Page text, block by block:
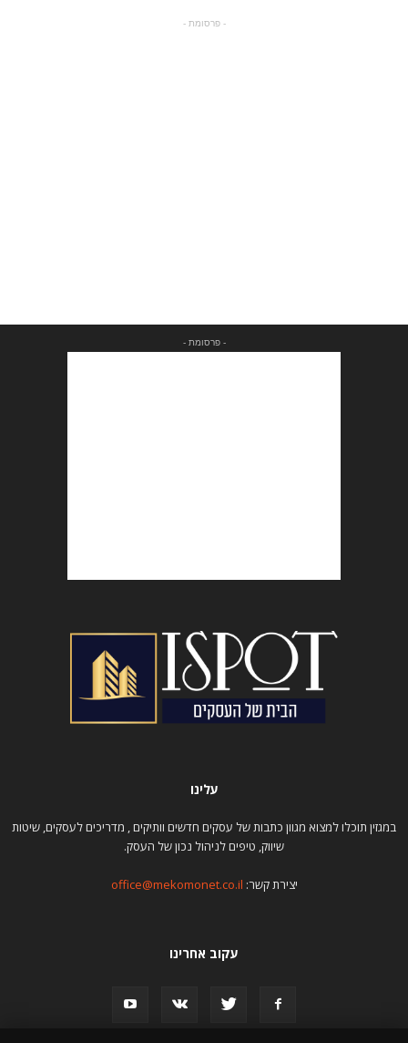
- פרסומת -
- פרסומת -
עלינו
במגזין תוכלו למצוא מגוון כתבות של עסקים חדשים וותיקים , מדריכים לעסקים, שיטות
שיווק, טיפים לניהול נכון של העסק.
יצירת קשר: office@mekomonet.co.il
עקוב אחרינו